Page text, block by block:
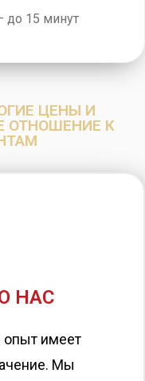
до 15 минут
ЦЕНЫ И
ОТНОШЕНИЕ К
НАС
имеет
Мы